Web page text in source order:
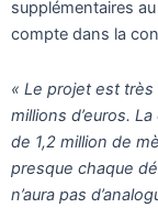
supplémentaires
compte dans la
« Le projet est
millions d’euros.
de 1,2 million de
presque chaque
n’aura pas